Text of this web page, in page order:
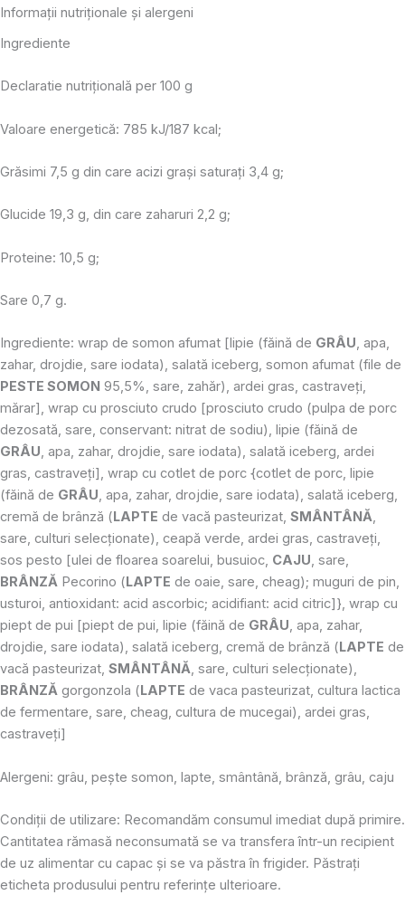
Informaţii nutriţionale şi alergeni
Ingrediente
Declaratie nutrițională per 100 g
Valoare energetică: 785 kJ/187 kcal;
Grăsimi 7,5 g din care acizi grași saturați 3,4 g;
Glucide 19,3 g, din care zaharuri 2,2 g;
Proteine: 10,5 g;
Sare 0,7 g.
Ingrediente: wrap de somon afumat [lipie (făină de GRÂU, apa,
zahar, drojdie, sare iodata), salată iceberg, somon afumat (file de
PESTE SOMON 95,5%, sare, zahăr), ardei gras, castraveți,
mărar], wrap cu prosciuto crudo [prosciuto crudo (pulpa de porc
dezosată, sare, conservant: nitrat de sodiu), lipie (făină de
GRÂU, apa, zahar, drojdie, sare iodata), salată iceberg, ardei
gras, castraveți], wrap cu cotlet de porc {cotlet de porc, lipie
(făină de GRÂU, apa, zahar, drojdie, sare iodata), salată iceberg,
cremă de brânză (LAPTE de vacă pasteurizat, SMÂNTÂNĂ,
sare, culturi selecționate), ceapă verde, ardei gras, castraveți,
sos pesto [ulei de floarea soarelui, busuioc, CAJU, sare,
BRÂNZĂ Pecorino (LAPTE de oaie, sare, cheag); muguri de pin,
usturoi, antioxidant: acid ascorbic; acidifiant: acid citric]}, wrap cu
piept de pui [piept de pui, lipie (făină de GRÂU, apa, zahar,
drojdie, sare iodata), salată iceberg, cremă de brânză (LAPTE de
vacă pasteurizat, SMÂNTÂNĂ, sare, culturi selecționate),
BRÂNZĂ gorgonzola (LAPTE de vaca pasteurizat, cultura lactica
de fermentare, sare, cheag, cultura de mucegai), ardei gras,
castraveți]
Alergeni: grâu, pește somon, lapte, smântână, brânză, grâu, caju
Condiții de utilizare: Recomandăm consumul imediat după primire.
Cantitatea rămasă neconsumată se va transfera într-un recipient
de uz alimentar cu capac și se va păstra în frigider. Păstrați
eticheta produsului pentru referințe ulterioare.